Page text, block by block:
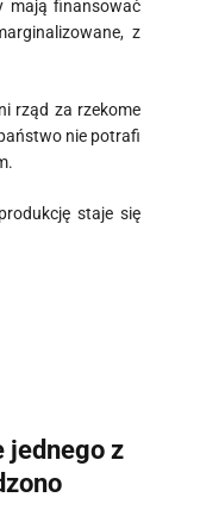
mają finansować
z
rząd za rzekome
nie potrafi
staje się
jednego z